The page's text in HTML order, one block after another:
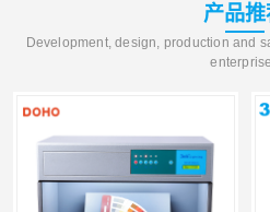
产品推
Development, design, production and